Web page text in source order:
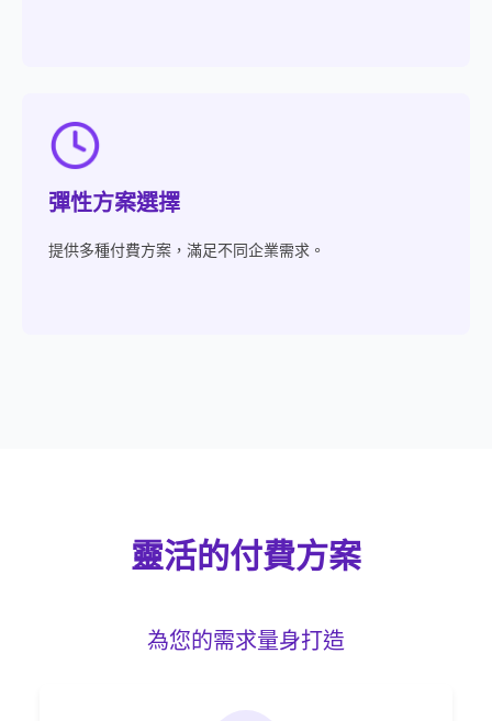
彈性方案選擇
提供多種付費方案，滿足不同企業需求。
靈活的付費方案
為您的需求量身打造